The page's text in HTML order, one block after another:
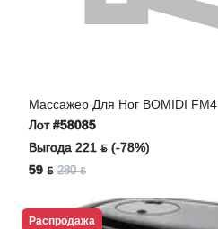
Массажер Для Ног BOMIDI FM4
Лот#58085
Выгода 221 ƃ (-78%)
59 ƃ 280 ƃ
Распродажа